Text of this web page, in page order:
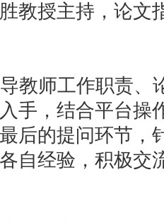
教授主持，论文
教师工作职责、
手，结合平台操
后的提问环节，
自经验，积极交